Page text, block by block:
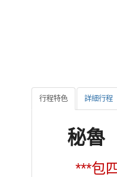
行程特色 詳細行程
秘魯
***包